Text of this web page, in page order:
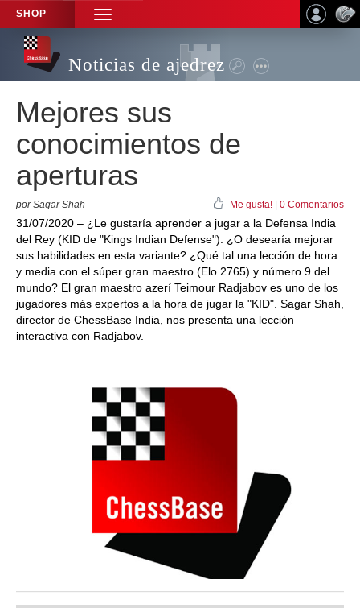
SHOP
TOGGLE
NAVIGATION
Noticias de ajedrez
Mejores sus
conocimientos de
aperturas
por Sagar Shah Me gusta! 0 Comentarios
31/07/2020 – ¿Le gustaría aprender a jugar a la Defensa India
del Rey (KID de "Kings Indian Defense"). ¿O desearía mejorar
sus habilidades en esta variante? ¿Qué tal una lección de hora
y media con el súper gran maestro (Elo 2765) y número 9 del
mundo? El gran maestro azerí Teimour Radjabov es uno de los
jugadores más expertos a la hora de jugar la "KID". Sagar Shah,
director de ChessBase India, nos presenta una lección
interactiva con Radjabov.